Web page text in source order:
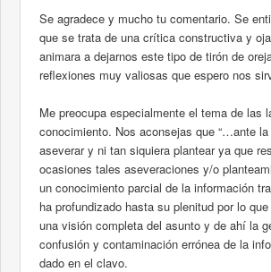
Se agradece y mucho tu comentario. Se
que se trata de una crítica constructiva y
animara a dejarnos este tipo de tirón de
reflexiones muy valiosas que espero nos
Me preocupa especialmente el tema de las
conocimiento. Nos aconsejas que “…ante
aseverar y ni tan siquiera plantear ya que
ocasiones tales aseveraciones y/o
un conocimiento parcial de la información
ha profundizado hasta su plenitud por lo
una visión completa del asunto y de ahí la
confusión y contaminación errónea de la
dado en el clavo.